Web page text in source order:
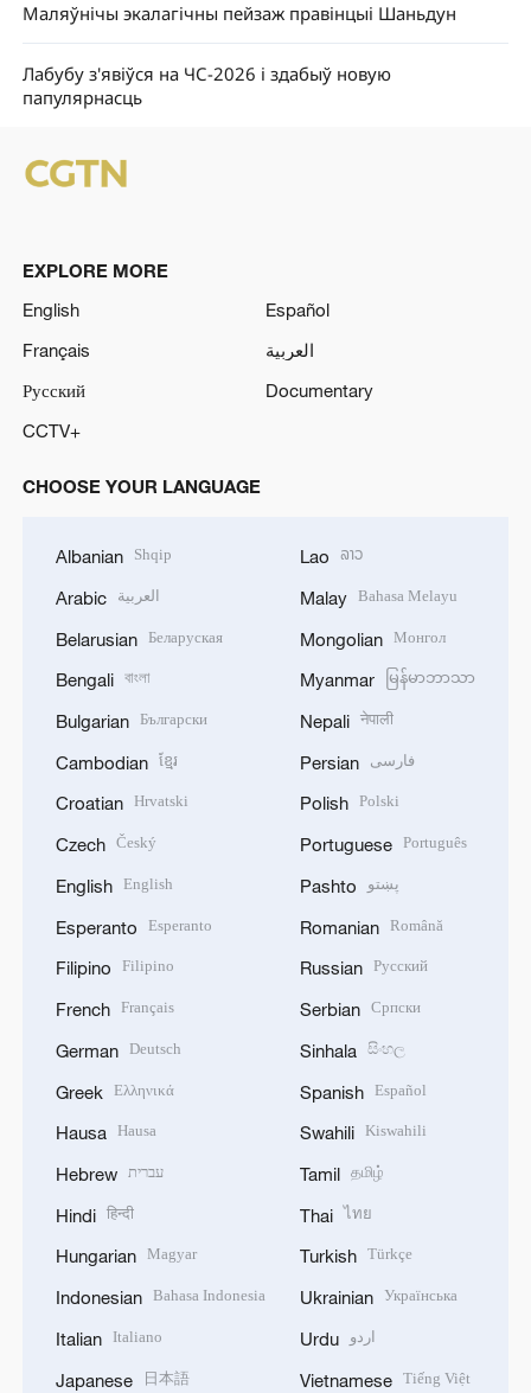
Маляўнічы экалагічны пейзаж правінцыі Шаньдун
Лабубу з'явіўся на ЧС-2026 і здабыў новую
папулярнасць
EXPLORE MORE
English
Español
Français
العربية
Русский
Documentary
CCTV+
CHOOSE YOUR LANGUAGE
Albanian Shqip
Arabic العربية
Belarusian Беларуская
Bengali বাংলা
Bulgarian Български
Cambodian ខ្មែរ
Croatian Hrvatski
Czech Český
English English
Esperanto Esperanto
Filipino Filipino
French Français
German Deutsch
Greek Ελληνικά
Hausa Hausa
Hebrew עברית
Hindi हिन्दी
Hungarian Magyar
Indonesian Bahasa Indonesia
Italian Italiano
Japanese 日本語
Lao ລາວ
Malay Bahasa Melayu
Mongolian Монгол
Myanmar မြန်မာဘာသာ
Nepali नेपाली
Persian فارسی
Polish Polski
Portuguese Português
Pashto پښتو
Romanian Română
Russian Русский
Serbian Српски
Sinhala සිංහල
Spanish Español
Swahili Kiswahili
Tamil தமிழ்
Thai ไทย
Turkish Türkçe
Ukrainian Українська
Urdu اردو
Vietnamese Tiếng Việt